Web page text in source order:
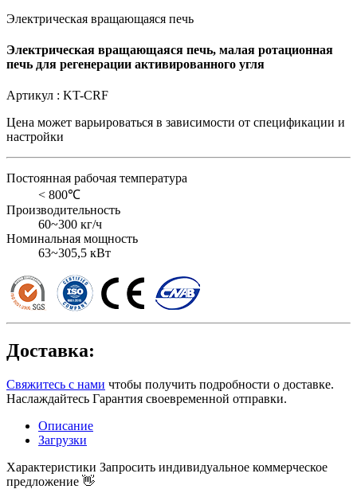
Электрическая вращающаяся печь
Электрическая вращающаяся печь, малая ротационная
печь для регенерации активированного угля
Артикул : KT-CRF
Цена может варьироваться в зависимости от спецификации и
настройки
Постоянная рабочая температура
< 800℃
Производительность
60~300 кг/ч
Номинальная мощность
63~305,5 кВт
Доставка:
Свяжитесь с нами чтобы получить подробности о доставке.
Наслаждайтесь Гарантия своевременной отправки.
Описание
Загрузки
Характеристики Запросить индивидуальное коммерческое
предложение 👋